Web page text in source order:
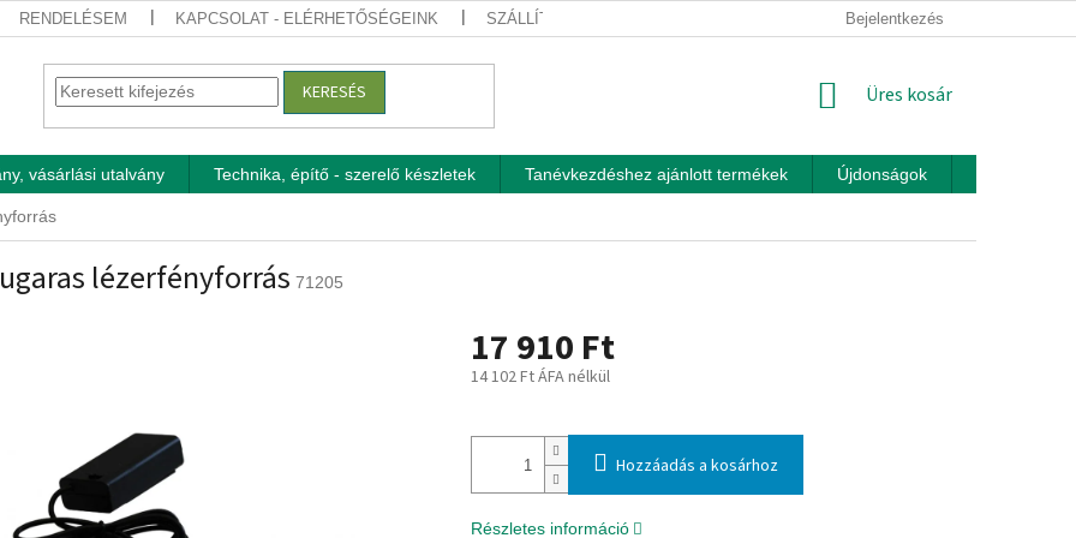
RENDELÉSEM KAPCSOLAT - ELÉRHETŐSÉGEINK SZÁLLÍTÁSI FELTÉTELEK ÜZLETI FELTÉTELEK (ÁSZF)
Bejelentkezés
KERESÉS KOSÁR
Üres kosár
vásárlási utalvány Technika, építő - szerelő készletek Tanévkezdéshez ajánlott termékek Újdonságok
lézerfényforrás 71205
17 910 Ft
14 102 Ft ÁFA nélkül
Hozzáadás a kosárhoz
Részletes információ